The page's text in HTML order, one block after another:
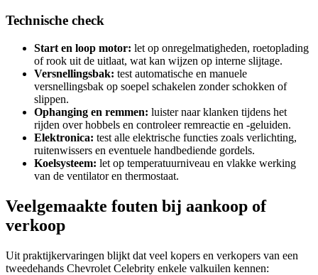
Technische check
Start en loop motor: let op onregelmatigheden, roetoplading
of rook uit de uitlaat, wat kan wijzen op interne slijtage.
Versnellingsbak: test automatische en manuele
versnellingsbak op soepel schakelen zonder schokken of
slippen.
Ophanging en remmen: luister naar klanken tijdens het
rijden over hobbels en controleer remreactie en -geluiden.
Elektronica: test alle elektrische functies zoals verlichting,
ruitenwissers en eventuele handbediende gordels.
Koelsysteem: let op temperatuurniveau en vlakke werking
van de ventilator en thermostaat.
Veelgemaakte fouten bij aankoop of
verkoop
Uit praktijkervaringen blijkt dat veel kopers en verkopers van een
tweedehands Chevrolet Celebrity enkele valkuilen kennen: